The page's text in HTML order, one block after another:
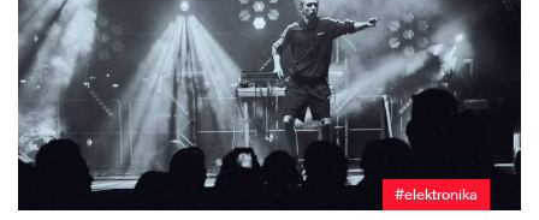
#elektronika